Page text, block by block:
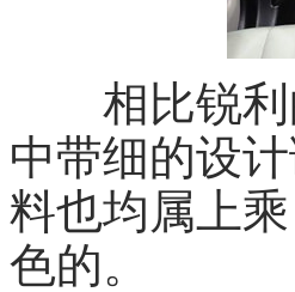
相比锐利
中带细的设
料也均属上
色的。